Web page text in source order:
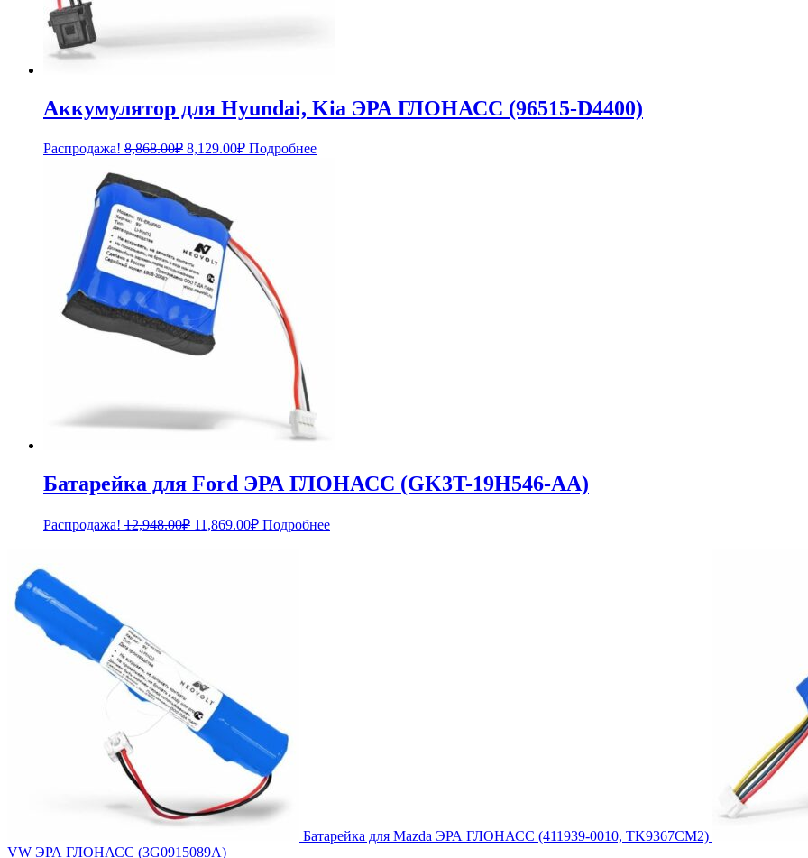
Аккумулятор для Hyundai, Kia ЭРА ГЛОНАСС (96515-D4400)
Распродажа! 8,868.00₽ Первоначальная
8,868.00₽.
8,129.00₽Текущая
Подробнее
Батарейка для Ford ЭРА ГЛОНАСС (GK3T-19H546-AA)
Распродажа! 12,948.00₽ Первоначальная
11,869.00₽Текущая
цена:
Подробнее
Батарейка для Mazda ЭРА ГЛОНАСС (411939-0010, TK9367CM2)
VW ЭРА ГЛОНАСС (3G0915089A)